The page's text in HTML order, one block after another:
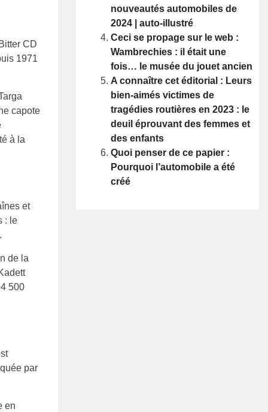
CD
1971
capote
à la
et
: le
de la
500
par
en
nouveautés automobiles de
2024 | auto-illustré
Ceci se propage sur le web :
Wambrechies : il était une
fois… le musée du jouet ancien
A connaître cet éditorial : Leurs
bien-aimés victimes de
tragédies routières en 2023 : le
deuil éprouvant des femmes et
des enfants
Quoi penser de ce papier :
Pourquoi l’automobile a été
créé